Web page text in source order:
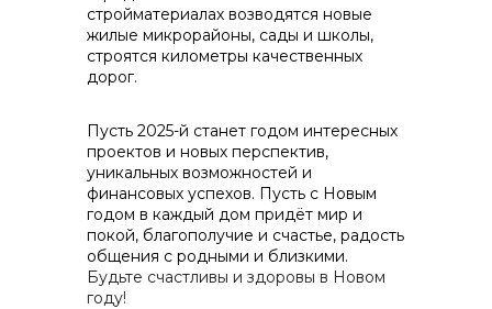
+7 (423) 234 50 50
info@vostokcement.ru
стройматериалах возводятся новые
жилые микрорайоны, сады и школы,
строятся километры качественных
дорог.
Пусть 2025-й станет годом интересных
проектов и новых перспектив,
уникальных возможностей и
финансовых успехов. Пусть с Новым
годом в каждый дом придёт мир и
покой, благополучие и счастье, радость
общения с родными и близкими.
Будьте счастливы и здоровы в Новом
году!